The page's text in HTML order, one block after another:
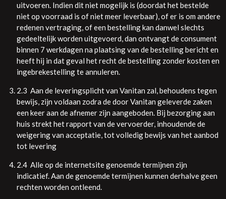
uitvoeren. Indien dit niet mogelijk is (doordat het bestelde
niet op voorraad is of niet meer leverbaar), of er is om andere
redenen vertraging, of een bestelling kan danwel slechts
gedeeltelijk worden uitgevoerd, dan ontvangt de consument
binnen 7 werkdagen na plaatsing van de bestelling bericht en
heeft hij in dat geval het recht de bestelling zonder kosten en
ingebrekestelling te annuleren.
2.3 Aan de leveringsplicht van Vanitan zal, behoudens tegen
bewijs, zijn voldaan zodra de door Vanitan geleverde zaken
een keer aan de afnemer zijn aangeboden. Bij bezorging aan
huis strekt het rapport van de vervoerder, inhoudende de
weigering van acceptatie, tot volledig bewijs van het aanbod
tot levering
2.4 Alle op de internetsite genoemde termijnen zijn
indicatief. Aan de genoemde termijnen kunnen derhalve geen
rechten worden ontleend.